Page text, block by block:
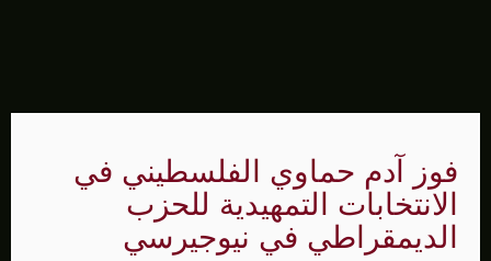
فوز آدم حماوي الفلسطيني في
الانتخابات التمهيدية للحزب
الديمقراطي في نيوجيرسي